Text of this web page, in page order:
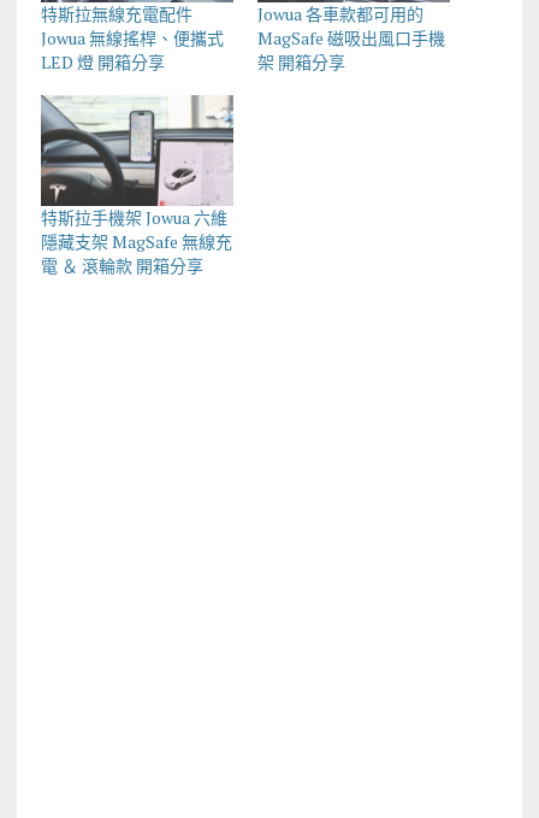
特斯拉無線充電配件
Jowua 無線搖桿、便攜式
LED 燈 開箱分享
Jowua 各車款都可用的
MagSafe 磁吸出風口手機
架 開箱分享
特斯拉手機架 Jowua 六維
隱藏支架 MagSafe 無線充
電 ＆ 滾輪款 開箱分享